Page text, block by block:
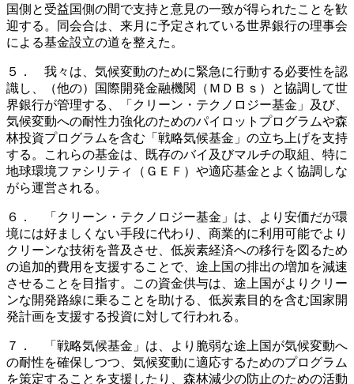
国側と受益国側の間で支持と意見の一致が得られたことを歓
迎する。同会合は、来月に予定されている世界銀行の理事会
による基金設立の道を整えた。
５． 我々は、気候変動のために緊急に行動する必要性を認
識し、（他の）国際開発金融機関（ＭＤＢｓ）と協調して世
界銀行が管理する、「クリーン・テクノロジー基金」及び、
気候変動への耐性力強化のためのパイロットプログラムや森
林投資プログラムを含む「戦略気候基金」の立ち上げを支持
する。これらの基金は、既存のバイ及びマルチの取組、特に
地球環境ファシリティ（ＧＥＦ）や適応基金とよく協調しな
がら運営される。
６． 「クリーン・テクノロジー基金」は、より安価だが環
境には好ましくない手段に代わり、商業的に利用可能でより
クリーンな技術を普及させ、低炭素経済への移行を図るため
の追加的費用を支援することで、途上国の排出の増加を減速
させることを目指す。この資金供与は、途上国がよりクリー
ンな開発路線に乗ることを助ける、低炭素目的を含む国家開
発計画を支援する投資に対して行われる。
７． 「戦略気候基金」は、より脆弱な途上国が気候変動へ
の耐性を確保しつつ、気候変動に適応するためのプログラム
を策定することを支援したり、森林減少の防止のための活動